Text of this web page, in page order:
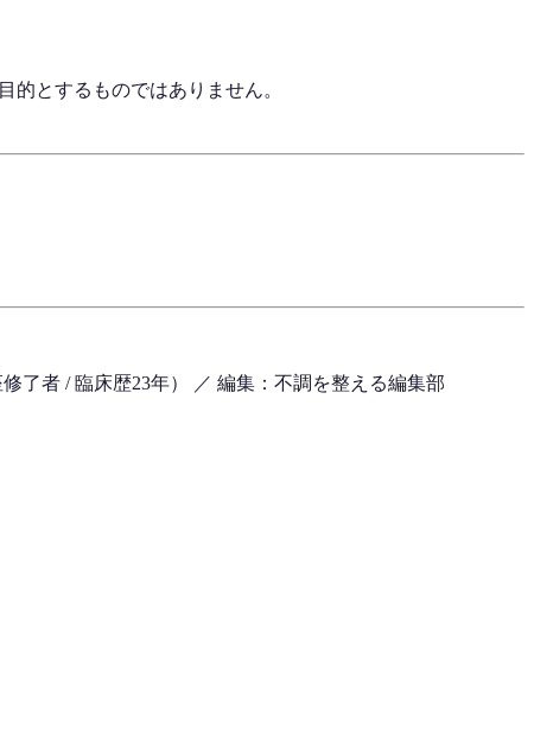
とするものではありません。
了者 / 臨床歴23年） ／ 編集：不調を整える編集部